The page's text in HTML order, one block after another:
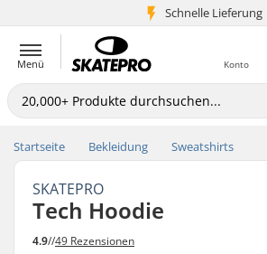
Schnelle Lieferung
5+ Mio. Kunden
Menü Konto
Startseite Bekleidung Sweatshirts
SKATEPRO
Tech Hoodie
4.9//49 Rezensionen